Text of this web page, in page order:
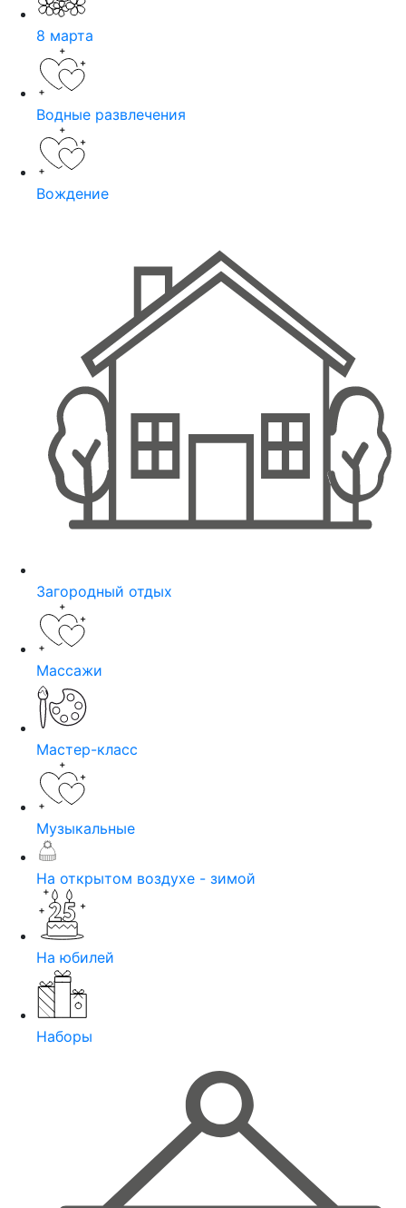
8 марта
Водные развлечения
Вождение
Загородный отдых
Массажи
Мастер-класс
Музыкальные
На открытом воздухе - зимой
На юбилей
Наборы